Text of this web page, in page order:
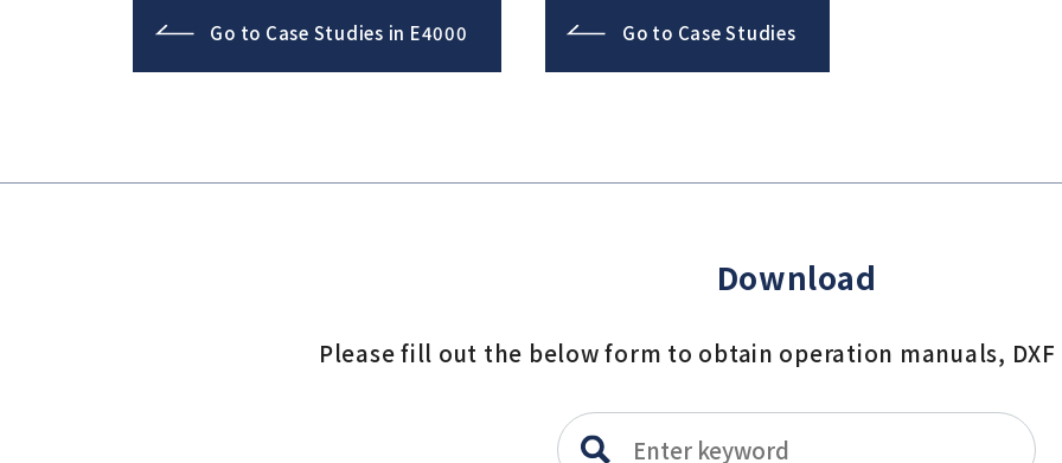
Go to Case Studies in E4000 Go to Case Studies
Download
Please fill out the below form to obtain operation manuals, DXF